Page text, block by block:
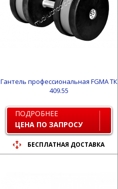
Гантель профессиональная FGMA ТК
409.55
ПОДРОБНЕЕ
ЦЕНА ПО ЗАПРОСУ
БЕСПЛАТНАЯ ДОСТАВКА